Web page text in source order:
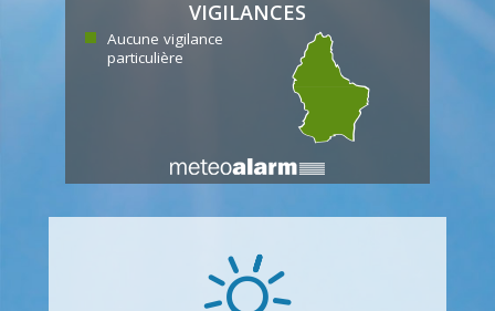
VIGILANCES
Aucune vigilance
particulière